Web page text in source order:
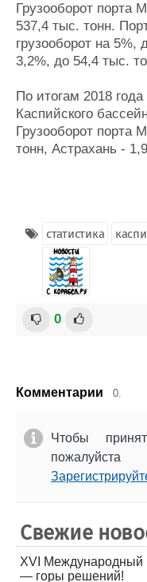
Грузооборот порта
537,4 тыс. тонн.
грузооборот на
3,2%, до 54,4 тыс.
По итогам 2018 года
Каспийского
Грузооборот порта
тонн, Астрахань -
статистика
0
Комментарии 0.
Чтобы
Свежие
XVI Международный
— горы решений!